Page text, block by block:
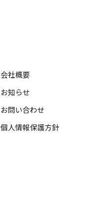
会社概要
お知らせ
お問い合わせ
個人情報保護方針